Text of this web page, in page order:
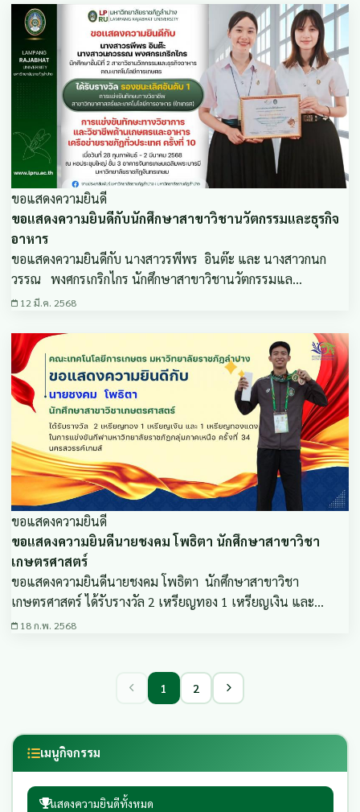
ขอแสดงความยินดี
ขอแสดงความยินดีกับนักศึกษาสาขาวิชานวัตกรรมและธุรกิจ
อาหาร
ขอแสดงความยินดีกับ นางสาวรพีพร อินต๊ะ และ นางสาวกนก
วรรณ พงศกรเกริกไกร นักศึกษาสาขาวิชานวัตกรรมแล…
12 มี.ค. 2568
ขอแสดงความยินดี
ขอแสดงความยินดีนายชงคม โพธิตา นักศึกษาสาขาวิชา
เกษตรศาสตร์
ขอแสดงความยินดีนายชงคม โพธิตา นักศึกษาสาขาวิชา
เกษตรศาสตร์ ได้รับรางวัล 2 เหรียญทอง 1 เหรียญเงิน และ…
18 ก.พ. 2568
1 2
เมนูกิจกรรม
แสดงความยินดีทั้งหมด